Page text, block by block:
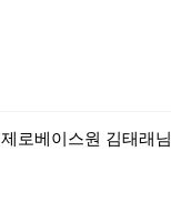
제로베이스원 김태래님